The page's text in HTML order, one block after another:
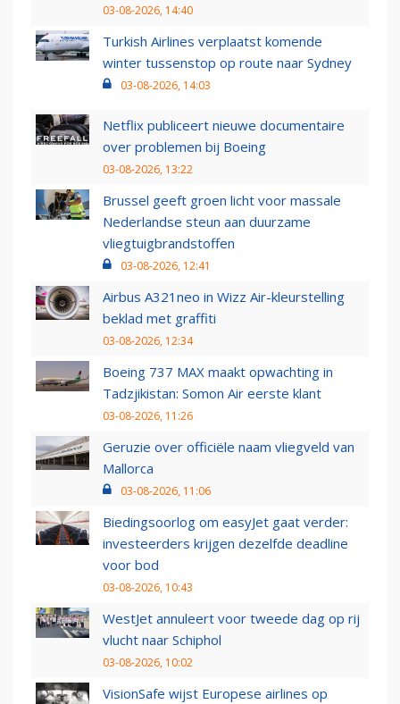
03-08-2026, 14:40
Turkish Airlines verplaatst komende
winter tussenstop op route naar Sydney
03-08-2026, 14:03
Netflix publiceert nieuwe documentaire
over problemen bij Boeing
03-08-2026, 13:22
Brussel geeft groen licht voor massale
Nederlandse steun aan duurzame
vliegtuigbrandstoffen
03-08-2026, 12:41
Airbus A321neo in Wizz Air-kleurstelling
beklad met graffiti
03-08-2026, 12:34
Boeing 737 MAX maakt opwachting in
Tadzjikistan: Somon Air eerste klant
03-08-2026, 11:26
Geruzie over officiële naam vliegveld van
Mallorca
03-08-2026, 11:06
Biedingsoorlog om easyJet gaat verder:
investeerders krijgen dezelfde deadline
voor bod
03-08-2026, 10:43
WestJet annuleert voor tweede dag op rij
vlucht naar Schiphol
03-08-2026, 10:02
VisionSafe wijst Europese airlines op